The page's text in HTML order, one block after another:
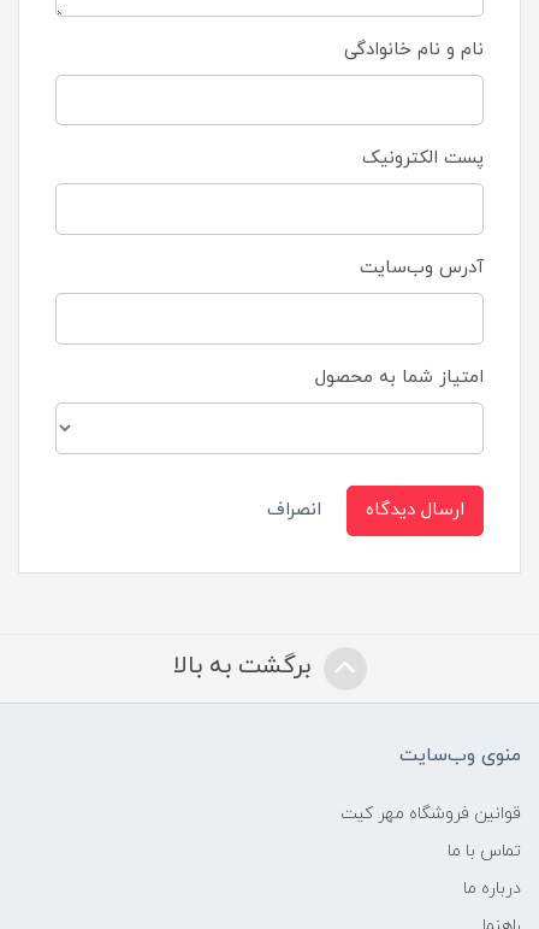
نام و نام خانوادگی
پست الکترونیک
آدرس وب‌سایت
امتیاز شما به محصول
ارسال دیدگاه انصراف
برگشت به بالا
منوی وب‌سایت
قوانین فروشگاه مهر کیت
تماس با ما
درباره ما